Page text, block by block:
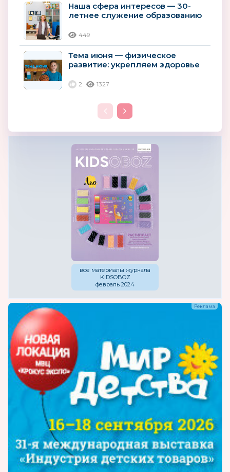
Наша сфера интересов — 30-
летнее служение образованию
449
Тема июня — физическое
развитие: укрепляем здоровье
2 1327
все материалы журнала
KIDSOBOZ
февраль 2024